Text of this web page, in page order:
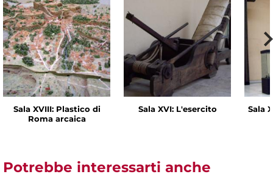
Sala XVIII: Plastico di
Roma arcaica
Sala XVI: L'esercito Sala
Potrebbe interessarti anche